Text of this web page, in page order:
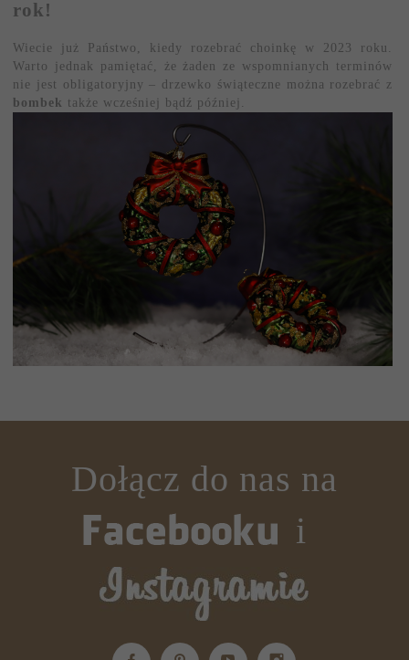
rok!
Wiecie już Państwo, kiedy rozebrać choinkę w 2023 roku.
Warto jednak pamiętać, że żaden ze wspomnianych terminów
nie jest obligatoryjny – drzewko świąteczne można rozebrać z
bombek także wcześniej bądź później.
Dołącz do nas na
i